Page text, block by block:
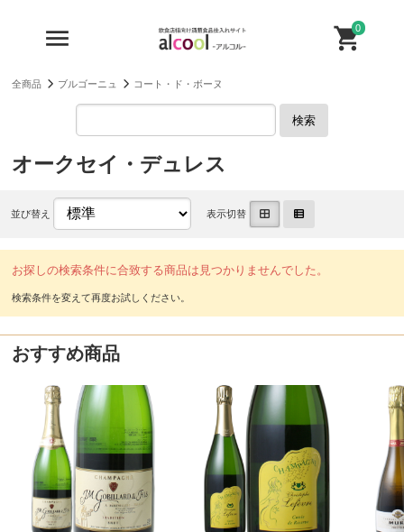
0
全商品 ブルゴーニュ コート・ド・ボーヌ
検索
オークセイ・デュレス
並び替え 表示切替
お探しの検索条件に合致する商品は見つかりませんでした。
おすすめ商品